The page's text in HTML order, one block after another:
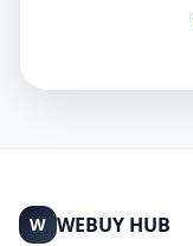
W WEBUY HUB